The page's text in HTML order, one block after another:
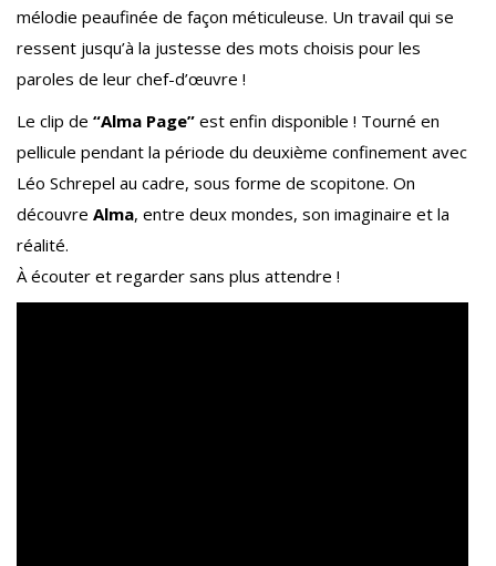
mélodie peaufinée de façon méticuleuse. Un travail qui se
ressent jusqu’à la justesse des mots choisis pour les
paroles de leur chef-d’œuvre !
Le clip de “Alma Page” est enfin disponible ! Tourné en
pellicule pendant la période du deuxième confinement avec
Léo Schrepel au cadre, sous forme de scopitone. On
découvre Alma, entre deux mondes, son imaginaire et la
réalité.
À écouter et regarder sans plus attendre !